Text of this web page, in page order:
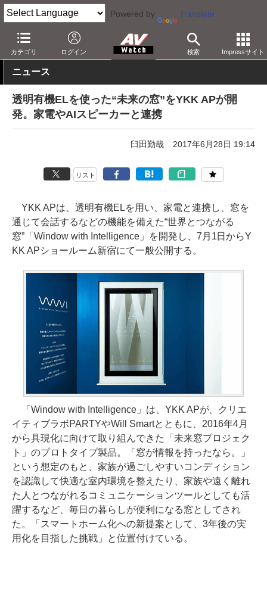
Powered by Translate
カテゴリ ログイン 検索 Impressサイト
AV Watch 動向 技術・デバイス
ニュース
透明有機ELを使った“未来の窓”をYKK APが開
発。家電やAIスピーカーと連携
臼田勤哉 2017年6月28日 19:14
リスト
YKK APは、透明有機ELを用い、家電と連携し、窓を
通じて会話するなどの機能を備えた“世界とつながる
窓”「Window with Intelligence」を開発し、7月1日からY
KK APショールーム新宿にて一般公開する。
「Window with Intelligence」は、YKK APが、クリエ
イティブラボPARTYやWill Smartとともに、2016年4月
から具現化に向けて取り組んできた「未来窓プロジェク
ト」のプロトタイプ製品。「窓が情報を持ったなら。」
という想定のもと、家族が過ごしやすいコンディション
を認識して快適な室内環境を整えたり、家族や遠く離れ
た人とつながれるコミュニケーションツールとしても活
躍するなど、毎日の暮らしが便利になる窓としてされ
た。「スマートホーム化への新提案として、3年後の実
用化を目指した挑戦」と位置付けている。